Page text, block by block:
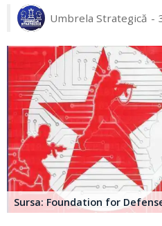
Umbrela Strategică
Sursa: Foundation for